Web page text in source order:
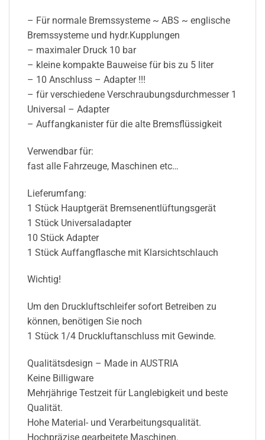
– Für normale Bremssysteme ~ ABS ~ englische
Bremssysteme und hydr.Kupplungen
– maximaler Druck 10 bar
– kleine kompakte Bauweise für bis zu 5 liter
– 10 Anschluss – Adapter !!!
– für verschiedene Verschraubungsdurchmesser 1
Universal – Adapter
– Auffangkanister für die alte Bremsflüssigkeit
Verwendbar für:
fast alle Fahrzeuge, Maschinen etc…
Lieferumfang:
1 Stück Hauptgerät Bremsenentlüftungsgerät
1 Stück Universaladapter
10 Stück Adapter
1 Stück Auffangflasche mit Klarsichtschlauch
Wichtig!
Um den Druckluftschleifer sofort Betreiben zu
können, benötigen Sie noch
1 Stück 1/4 Druckluftanschluss mit Gewinde.
Qualitätsdesign – Made in AUSTRIA
Keine Billigware
Mehrjährige Testzeit für Langlebigkeit und beste
Qualität.
Hohe Material- und Verarbeitungsqualität.
Hochpräzise gearbeitete Maschinen.